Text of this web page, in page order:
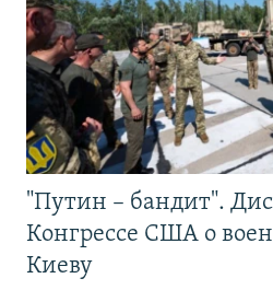
"Путин – бандит".
Конгрессе США о
Киеву